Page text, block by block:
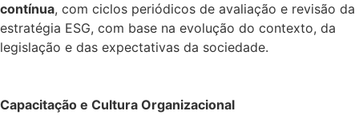
contínua, com ciclos periódicos de avaliação e revisão da
estratégia ESG, com base na evolução do contexto, da
legislação e das expectativas da sociedade.
Capacitação e Cultura Organizacional